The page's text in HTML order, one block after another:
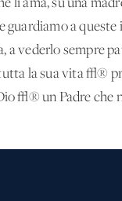
li ama, su una
guardiamo a
vederlo sempre
la sua vita √®
√® un Padre che